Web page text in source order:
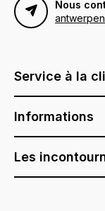
Nous
Service à la
Informations
Les